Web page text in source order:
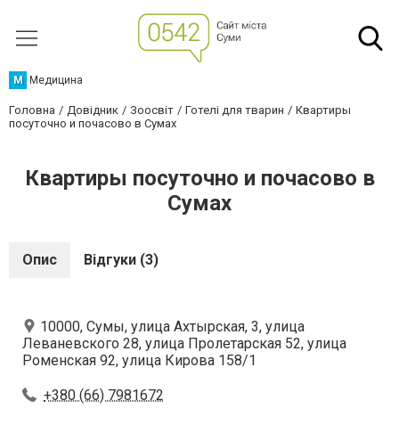
М Медицина
Головна Довідник Зоосвіт Готелі для тварин
Квартиры
посуточно и почасово в Сумах
Квартиры посуточно и почасово в
Сумах
Опис Відгуки (3)
10000, Сумы, улица Ахтырская, 3, улица
Леваневского 28, улица Пролетарская 52, улица
Роменская 92, улица Кирова 158/1
+380 (66) 7981672